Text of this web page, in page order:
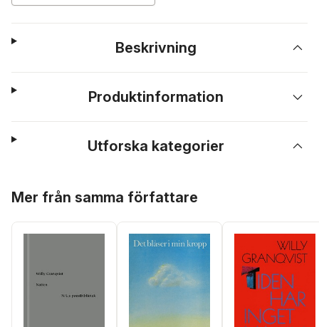
Beskrivning
Produktinformation
Utforska kategorier
Mer från samma författare